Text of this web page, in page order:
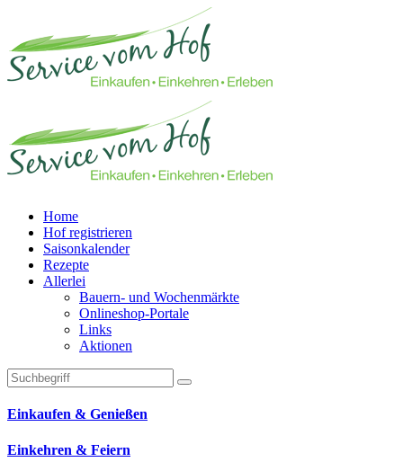
Home
Hof registrieren
Saisonkalender
Rezepte
Allerlei
Bauern- und Wochenmärkte
Onlineshop-Portale
Links
Aktionen
Technisches Feld: Suchfeld
Technisches Feld: Suchbutton
Suche absenden
Einkaufen & Genießen
Einkehren & Feiern